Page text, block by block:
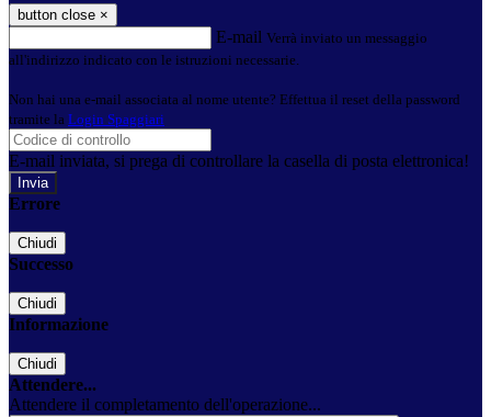
button close ×
E-mail Verrà inviato un messaggio
all'indirizzo indicato con le istruzioni necessarie.
Non hai una e-mail associata al nome utente? Effettua il reset della password
tramite la Login Spaggiari
E-mail inviata, si prega di controllare la casella di posta elettronica!
Errore
Chiudi
Successo
Chiudi
Informazione
Chiudi
Attendere...
Attendere il completamento dell'operazione...